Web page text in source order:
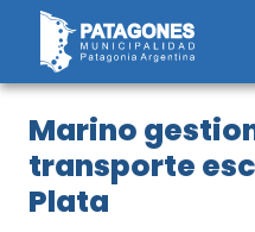
Saltar
contenido
Marino
transporte
Plata